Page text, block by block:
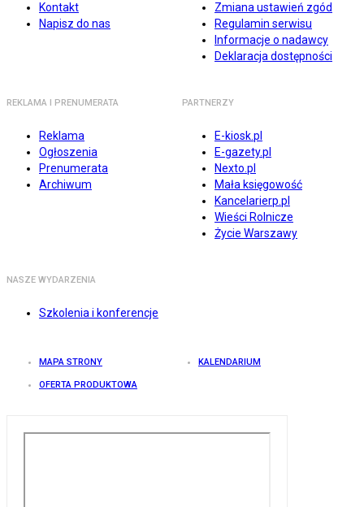
Kontakt
Napisz do nas
Zmiana ustawień zgód
Regulamin serwisu
Informacje o nadawcy
Deklaracja dostępności
REKLAMA I PRENUMERATA
Reklama
Ogłoszenia
Prenumerata
Archiwum
PARTNERZY
E-kiosk.pl
E-gazety.pl
Nexto.pl
Mała księgowość
Kancelarierp.pl
Wieści Rolnicze
Życie Warszawy
NASZE WYDARZENIA
Szkolenia i konferencje
MAPA STRONY KALENDARIUM
OFERTA PRODUKTOWA